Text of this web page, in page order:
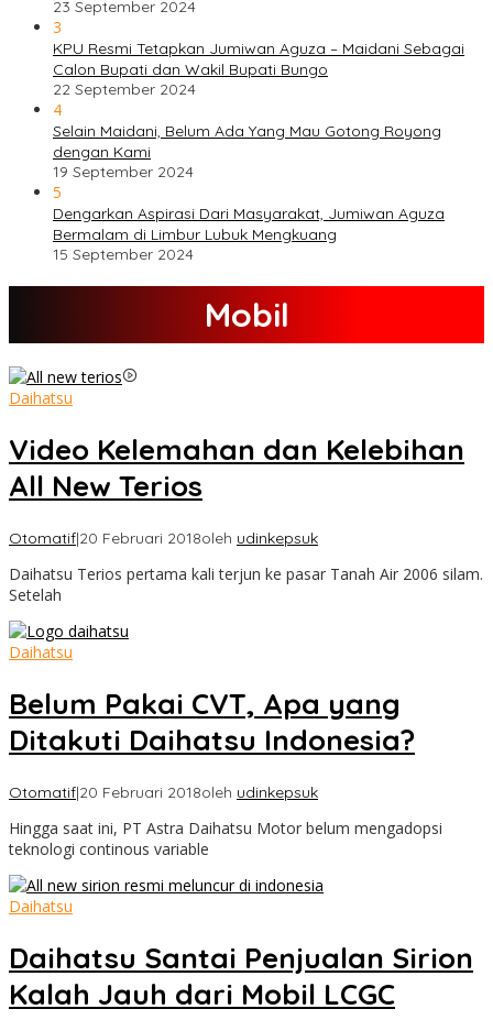
23 September 2024
3
KPU Resmi Tetapkan Jumiwan Aguza – Maidani Sebagai
Calon Bupati dan Wakil Bupati Bungo
22 September 2024
4
Selain Maidani, Belum Ada Yang Mau Gotong Royong
dengan Kami
19 September 2024
5
Dengarkan Aspirasi Dari Masyarakat, Jumiwan Aguza
Bermalam di Limbur Lubuk Mengkuang
15 September 2024
Mobil
Daihatsu
Video Kelemahan dan Kelebihan
All New Terios
Otomatif|20 Februari 2018oleh udinkepsuk
Daihatsu Terios pertama kali terjun ke pasar Tanah Air 2006 silam.
Setelah
Daihatsu
Belum Pakai CVT, Apa yang
Ditakuti Daihatsu Indonesia?
Otomatif|20 Februari 2018oleh udinkepsuk
Hingga saat ini, PT Astra Daihatsu Motor belum mengadopsi
teknologi continous variable
Daihatsu
Daihatsu Santai Penjualan Sirion
Kalah Jauh dari Mobil LCGC